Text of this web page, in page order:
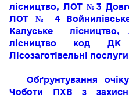
лісництво, ЛОТ №3
ЛОТ № 4
Калуське
лісництво код ДК
Лісозаготівельні послуги
Обґрунтування
Чоботи ПХВ з